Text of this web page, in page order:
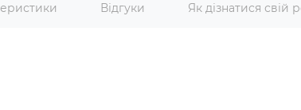
Відгуки Як дізнатися свій